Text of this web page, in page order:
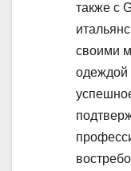
также с
своими
одеждой